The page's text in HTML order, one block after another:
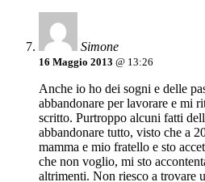
Simone
16 Maggio 2013 @ 13:26
Anche io ho dei sogni e delle
abbandonare per lavorare e mi
scritto. Purtroppo alcuni fatti
abbandonare tutto, visto che a
mamma e mio fratello e sto
che non voglio, mi sto
altrimenti. Non riesco a trovare